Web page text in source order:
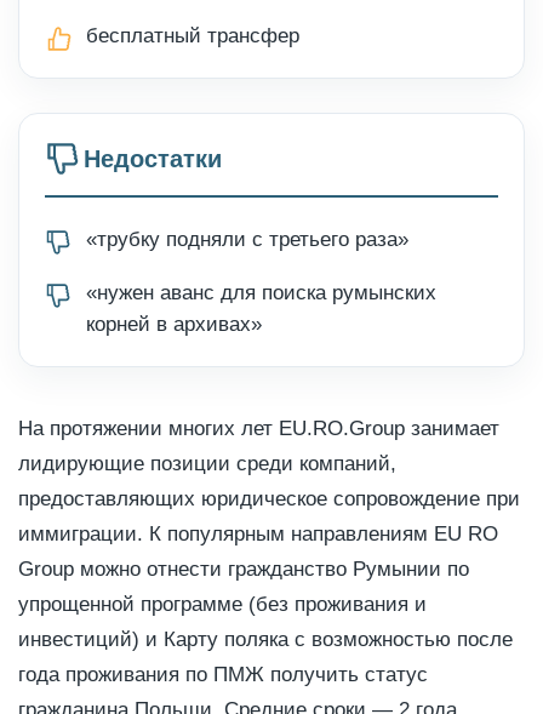
бесплатный трансфер
Недостатки
«трубку подняли с третьего раза»
«нужен аванс для поиска румынских
корней в архивах»
На протяжении многих лет EU.RO.Group занимает
лидирующие позиции среди компаний,
предоставляющих юридическое сопровождение при
иммиграции. К популярным направлениям EU RO
Group можно отнести гражданство Румынии по
упрощенной программе (без проживания и
инвестиций) и Карту поляка с возможностью после
года проживания по ПМЖ получить статус